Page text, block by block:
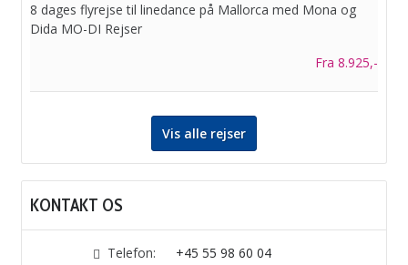
8 dages flyrejse til linedance på Mallorca med Mona og
Dida MO-DI Rejser
Fra 8.925,-
Vis alle rejser
KONTAKT OS
Telefon: +45 55 98 60 04